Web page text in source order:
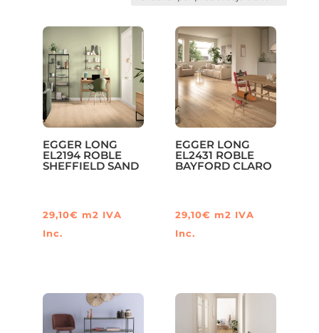
alto
EGGER LONG
EL2194 ROBLE
SHEFFIELD SAND
29,10€ m2 IVA
Inc.
EGGER LONG
EL2431 ROBLE
BAYFORD CLARO
29,10€ m2 IVA
Inc.